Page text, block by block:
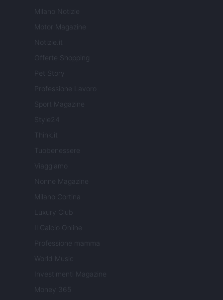
Milano Notizie
Motor Magazine
Notizie.it
Offerte Shopping
Pet Story
Professione Lavoro
Sport Magazine
Style24
Think.it
Tuobenessere
Viaggiamo
Nonne Magazine
Milano Cortina
Luxury Club
Il Calcio Online
Professione mamma
World Music
Investimenti Magazine
Money 365